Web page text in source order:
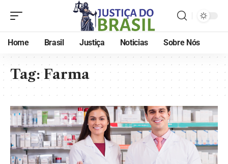
Home Brasil Justiça Noticias Sobre Nós
Tag:Farma